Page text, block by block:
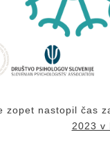
zopet nastopil čas
2023 v